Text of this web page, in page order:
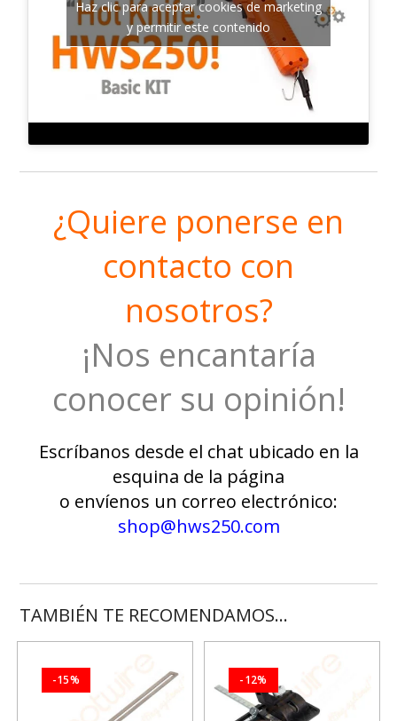
Haz clic para aceptar cookies de marketing
y permitir este contenido
¿Quiere ponerse en
contacto con
nosotros?
¡Nos encantaría
conocer su opinión!
Escríbanos desde el chat ubicado en la
esquina de la página
o envíenos un correo electrónico:
shop@hws250.com
TAMBIÉN TE RECOMENDAMOS…
-15% -12%